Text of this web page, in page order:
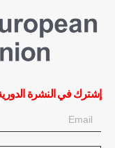
إشترك في النشرة